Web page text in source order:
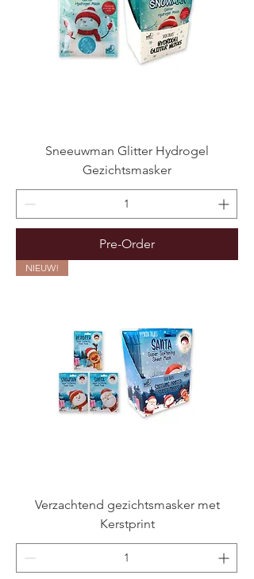
Sneeuwman Glitter Hydrogel
Gezichtsmasker
Pre-Order
NIEUW!
Verzachtend gezichtsmasker met
Kerstprint